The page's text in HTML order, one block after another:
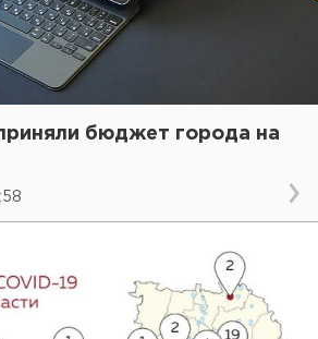
бюджет города на